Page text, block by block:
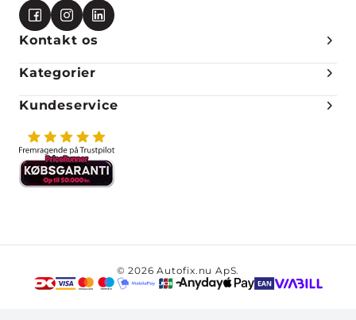
Kontakt os
Kategorier
Kundeservice
© 2026 Autofix.nu ApS.